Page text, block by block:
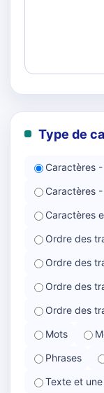
Type de
Caractères
Caractères
Caractères
Ordre des
Ordre des
Ordre des
Ordre des
Mots
Phrases
Texte et